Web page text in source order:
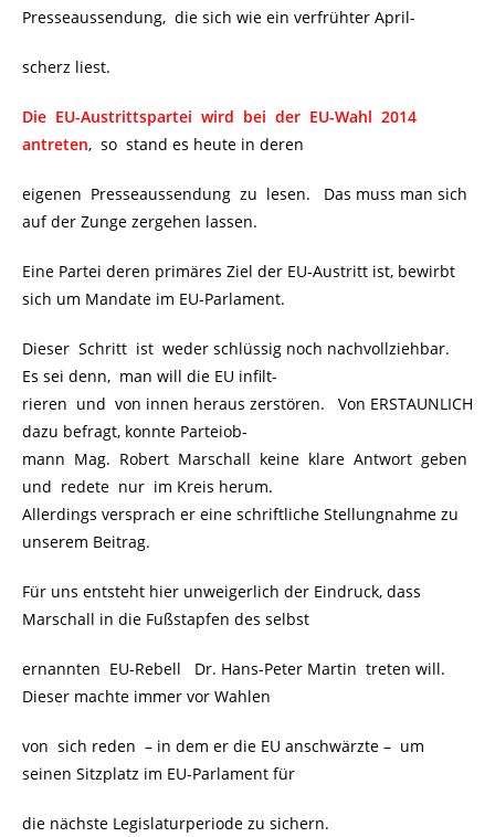
Presseaussendung, die sich wie ein verfrühter April-
scherz liest.
Die EU-Austrittspartei wird bei der EU-Wahl 2014
antreten, so stand es heute in deren
eigenen Presseaussendung zu lesen. Das muss man sich
auf der Zunge zergehen lassen.
Eine Partei deren primäres Ziel der EU-Austritt ist, bewirbt
sich um Mandate im EU-Parlament.
Dieser Schritt ist weder schlüssig noch nachvollziehbar.
Es sei denn, man will die EU infilt-
rieren und von innen heraus zerstören. Von ERSTAUNLICH
dazu befragt, konnte Parteiob-
mann Mag. Robert Marschall keine klare Antwort geben
und redete nur im Kreis herum.
Allerdings versprach er eine schriftliche Stellungnahme zu
unserem Beitrag.
Für uns entsteht hier unweigerlich der Eindruck, dass
Marschall in die Fußstapfen des selbst
ernannten EU-Rebell Dr. Hans-Peter Martin treten will.
Dieser machte immer vor Wahlen
von sich reden – in dem er die EU anschwärzte – um
seinen Sitzplatz im EU-Parlament für
die nächste Legislaturperiode zu sichern.